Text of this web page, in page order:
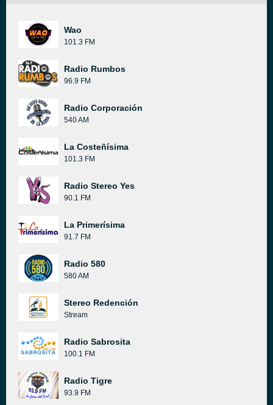
Wao
101.3 FM
Radio Rumbos
96.9 FM
Radio Corporación
540 AM
La Costeñísima
101.3 FM
Radio Stereo Yes
90.1 FM
La Primerísima
91.7 FM
Radio 580
580 AM
Stereo Redención
Stream
Radio Sabrosita
100.1 FM
Radio Tigre
93.9 FM